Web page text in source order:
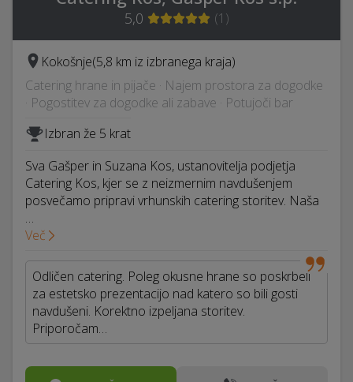
5,0 (1 )
Kokošnje(5,8 km iz izbranega kraja)
Catering hrane in pijače · Najem prostora za dogodke
· Pogostitev za dogodke ali zabave · Potujoči bar
Izbran že 5 krat
Sva Gašper in Suzana Kos, ustanovitelja podjetja
Catering Kos, kjer se z neizmernim navdušenjem
posvečamo pripravi vrhunskih catering storitev. Naša
…
Več
Odličen catering. Poleg okusne hrane so poskrbeli
za estetsko prezentacijo nad katero so bili gosti
navdušeni. Korektno izpeljana storitev.
Priporočam…